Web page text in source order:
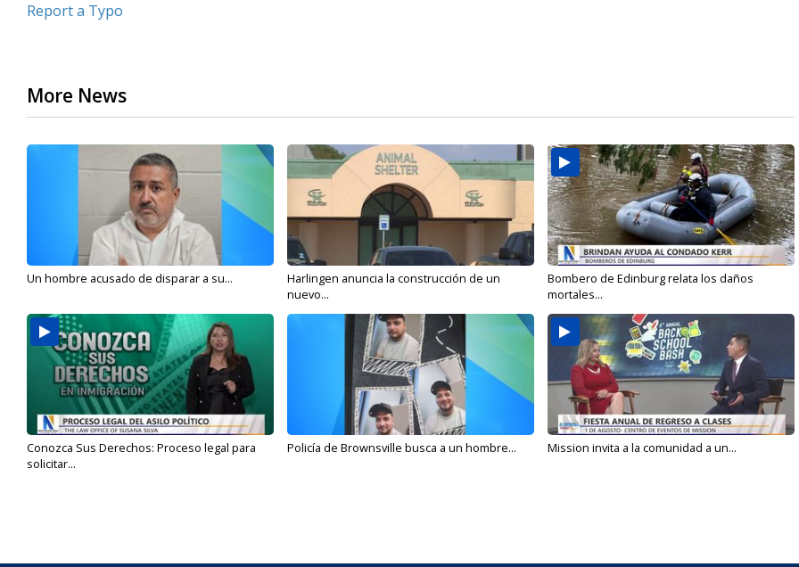
Report a Typo
More News
Un hombre acusado de disparar a su...
Harlingen anuncia la construcción de un
nuevo...
Bombero de Edinburg relata los daños
mortales...
Conozca Sus Derechos: Proceso legal para
solicitar...
Policía de Brownsville busca a un hombre... Mission invita a la comunidad a un...